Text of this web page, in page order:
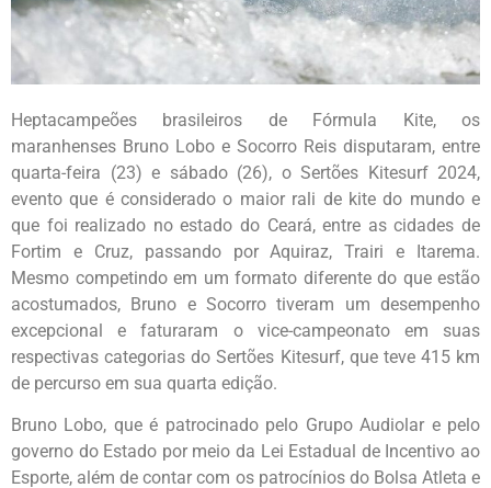
Heptacampeões brasileiros de Fórmula Kite, os
maranhenses Bruno Lobo e Socorro Reis disputaram, entre
quarta-feira (23) e sábado (26), o Sertões Kitesurf 2024,
evento que é considerado o maior rali de kite do mundo e
que foi realizado no estado do Ceará, entre as cidades de
Fortim e Cruz, passando por Aquiraz, Trairi e Itarema.
Mesmo competindo em um formato diferente do que estão
acostumados, Bruno e Socorro tiveram um desempenho
excepcional e faturaram o vice-campeonato em suas
respectivas categorias do Sertões Kitesurf, que teve 415 km
de percurso em sua quarta edição.
Bruno Lobo, que é patrocinado pelo Grupo Audiolar e pelo
governo do Estado por meio da Lei Estadual de Incentivo ao
Esporte, além de contar com os patrocínios do Bolsa Atleta e